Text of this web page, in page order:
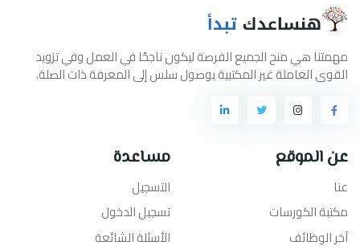
مهمتنا هي منح الجميع الفرصة ليكون ناجحًا في العمل وفي تزويد
القوى العاملة غير المكتبية بوصول سلس إلى المعرفة ذات الصلة.
عن الموقع
عنا
مكتبة الكورسات
آخر الوظائف
مساعدة
التسجيل
تسجيل الدخول
الأسئلة الشائعة